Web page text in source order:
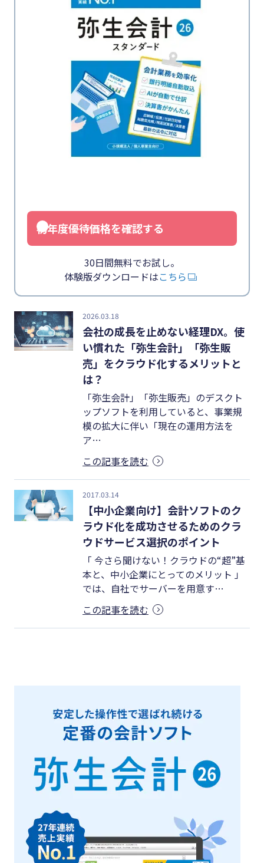
顧客獲得・売上アップ
人材（採用・育成・定着）
事業成長・経営力アップ
経営ノウハウ＆トレンド
弥生の製品・サービス
#インボイス制度
#電子帳簿保存法
#生産性向上
#採用
無料で会計ソフトを試す
初年度優待価格を確認する
30日間無料でお試し。
体験版ダウンロードはこちら
2026.03.18
会社の成長を止めない経理DX。使
い慣れた「弥生会計」「弥生販
売」をクラウド化するメリットと
は？
「弥生会計」「弥生販売」のデスクト
ップソフトを利用していると、事業規
模の拡大に伴い「現在の運用方法を
ア…
この記事を読む
2017.03.14
【中小企業向け】会計ソフトのク
ラウド化を成功させるためのクラ
ウドサービス選択のポイント
「 今さら聞けない！クラウドの“超”基
本と、中小企業にとってのメリット 」
では、自社でサーバーを用意す…
この記事を読む